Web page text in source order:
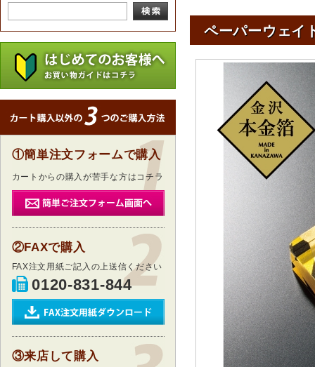
ペーパーウェイ
①簡単注文フォームで購入
カートからの購入が苦手な方はコチラ
②FAXで購入
FAX注文用紙ご記入の上送信ください
0120-831-844
③来店して購入